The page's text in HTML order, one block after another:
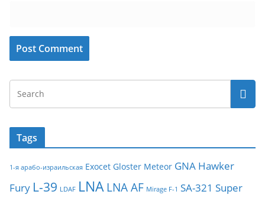
Tags
1-я арабо-израильская Exocet Gloster Meteor GNA Hawker
Fury L-39 LDAF LNA LNA AF Mirage F-1 SA-321 Super